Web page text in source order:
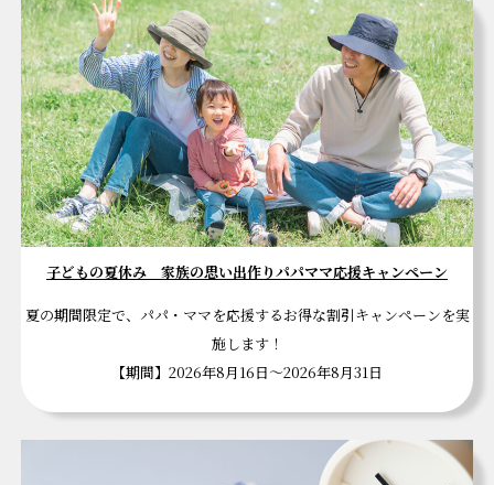
子どもの夏休み 家族の思い出作りパパママ応援キャンペーン
夏の期間限定で、パパ・ママを応援するお得な割引キャンペーンを実
施します！
【期間】2026年8月16日～2026年8月31日